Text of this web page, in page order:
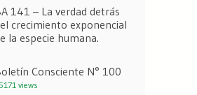
141 – La verdad detrás
crecimiento exponencial
la especie humana.
Consciente N° 100
views